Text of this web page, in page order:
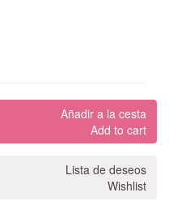
Añadir a la cesta
Add to cart
Lista de deseos
Wishlist